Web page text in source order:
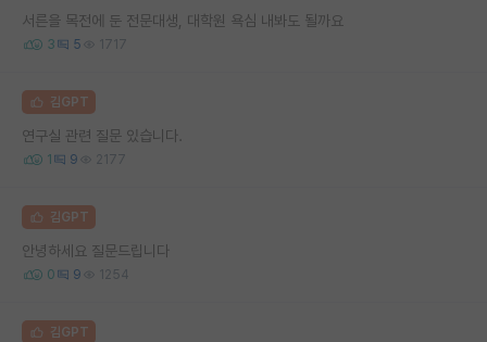
서른을 목전에 둔 전문대생, 대학원 욕심 내봐도 될까요
3 5 1717
김GPT
연구실 관련 질문 있습니다.
1 9 2177
김GPT
안녕하세요 질문드립니다
0 9 1254
김GPT